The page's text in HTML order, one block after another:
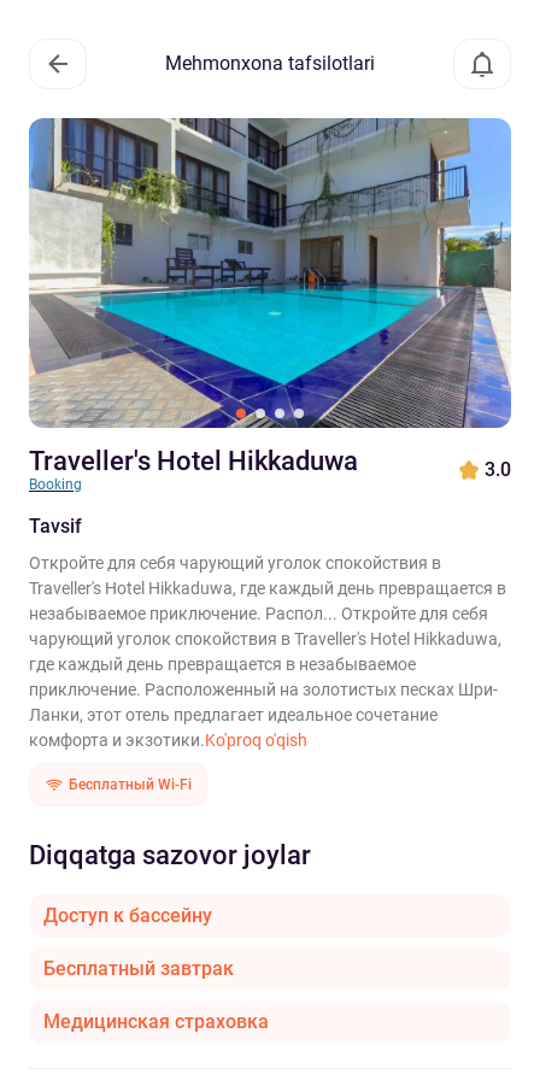
Mehmonxona tafsilotlari
Traveller's Hotel Hikkaduwa
Booking
3.0
Tavsif
Откройте для себя чарующий уголок спокойствия в
Traveller's Hotel Hikkaduwa, где каждый день превращается в
незабываемое приключение. Распол... Откройте для себя
чарующий уголок спокойствия в Traveller's Hotel Hikkaduwa,
где каждый день превращается в незабываемое
приключение. Расположенный на золотистых песках Шри-
Ланки, этот отель предлагает идеальное сочетание
комфорта и экзотики.Ko'proq o'qish
Бесплатный Wi-Fi
Diqqatga sazovor joylar
Доступ к бассейну
Бесплатный завтрак
Медицинская страховка